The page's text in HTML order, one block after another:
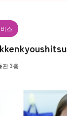
스
관 3층